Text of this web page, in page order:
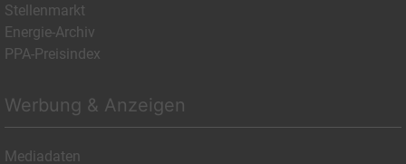
Stellenmarkt
Energie-Archiv
PPA-Preisindex
Werbung & Anzeigen
Mediadaten